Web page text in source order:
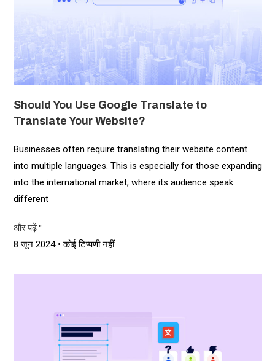
Should You Use Google Translate to
Translate Your Website?
Businesses often require translating their website content
into multiple languages. This is especially for those expanding
into the international market, where its audience speak
different
और पढ़ें "
8 जून 2024 कोई टिप्पणी नहीं